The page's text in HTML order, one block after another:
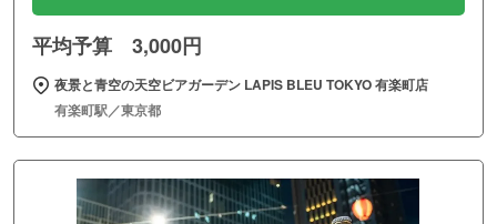
平均予算 3,000円
夜景と青空の天空ビアガーデン LAPIS BLEU TOKYO 有楽町店
有楽町駅／東京都